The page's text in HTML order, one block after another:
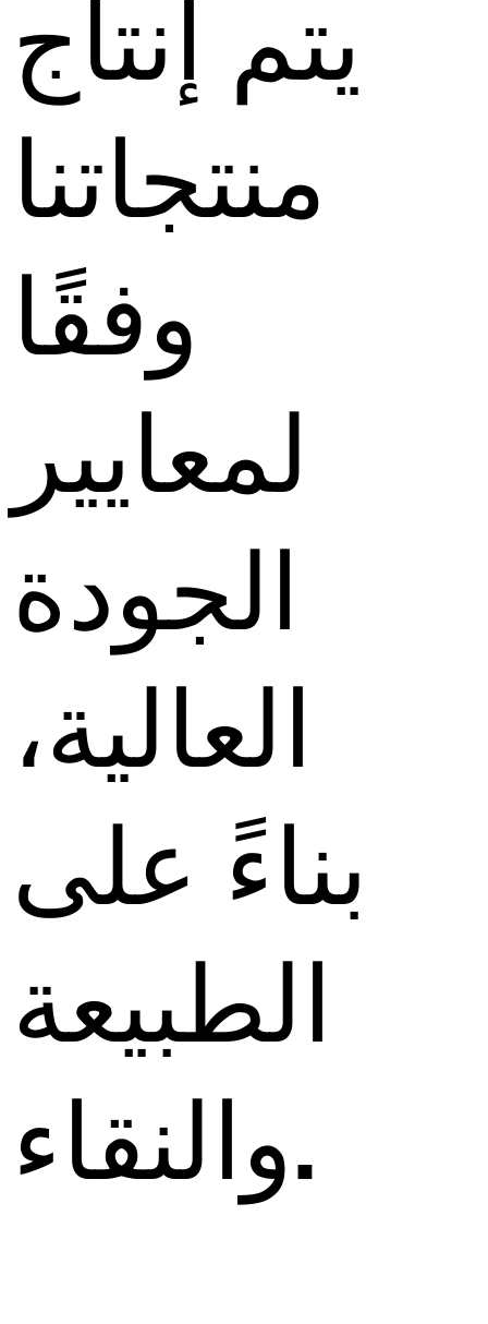
يتم إنتاج
منتجاتنا
وفقًا
لمعايير
الجودة
العالية،
بناءً على
الطبيعة
والنقاء.